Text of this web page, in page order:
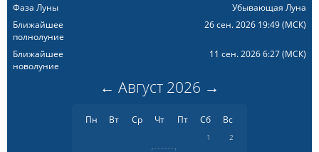
Фаза Луны
Убывающая Луна
Ближайшее
полнолуние
26 сен. 2026 19:49(МСК)
Ближайшее
новолуние
11 сен. 2026 6:27(МСК)
← Август 2026 →
Пн Вт Ср Чт Пт Сб Вс
1 2